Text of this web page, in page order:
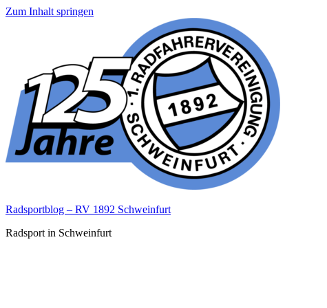
Zum Inhalt springen
Radsportblog – RV 1892 Schweinfurt
Radsport in Schweinfurt